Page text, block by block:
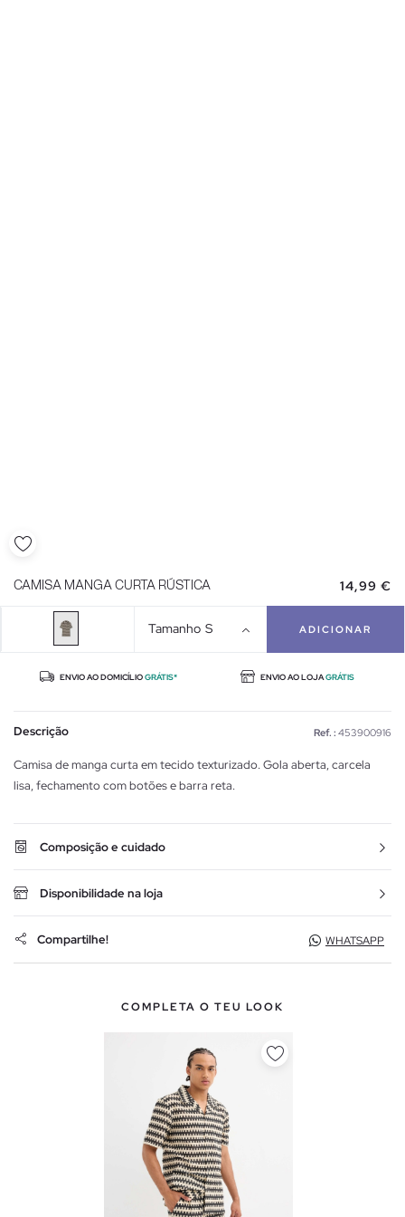
CAMISA MANGA CURTA RÚSTICA 14,99 €
Tamanho S ADICIONAR
ENVIO AO DOMICÍLIOGRÁTIS* ENVIO AO LOJAGRÁTIS
Descrição Ref. : 453900916
Camisa de manga curta em tecido texturizado. Gola aberta, carcela
lisa, fechamento com botões e barra reta.
Composição e cuidado
Disponibilidade na loja
Compartilhe! WHATSAPP
COMPLETA O TEU LOOK